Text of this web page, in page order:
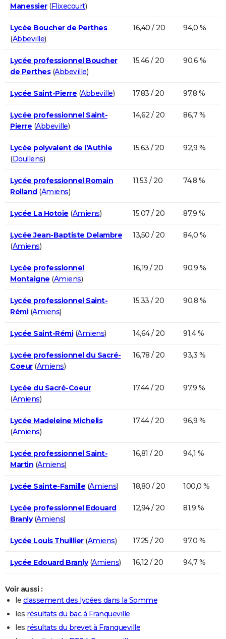
Manessier(Flixecourt)
Lycée Boucher de Perthes
(Abbeville)
16,40 / 20 94,0 %
Lycée professionnel Boucher
de Perthes(Abbeville)
15,46 / 20 90,6 %
Lycée Saint-Pierre (Abbeville) 17,83 / 20 97,8 %
Lycée professionnel Saint-
Pierre (Abbeville)
14,62 / 20 86,7 %
Lycée polyvalent de l'Authie
(Doullens)
15,63 / 20 92,9 %
Lycée professionnel Romain
Rolland(Amiens)
11,53 / 20 74,8 %
Lycée La Hotoie (Amiens) 15,07 / 20 87,9 %
Lycée Jean-Baptiste Delambre
(Amiens)
13,50 / 20 84,0 %
Lycée professionnel
Montaigne (Amiens)
16,19 / 20 90,9 %
Lycée professionnel Saint-
Rémi(Amiens)
15,33 / 20 90,8 %
Lycée Saint-Rémi(Amiens) 14,64 / 20 91,4 %
Lycée professionnel du Sacré-
Coeur(Amiens)
16,78 / 20 93,3 %
Lycée du Sacré-Coeur
(Amiens)
17,44 / 20 97,9 %
Lycée Madeleine Michelis
(Amiens)
17,44 / 20 96,9 %
Lycée professionnel Saint-
Martin (Amiens)
16,81 / 20 94,1 %
Lycée Sainte-Famille (Amiens) 18,80 / 20 100,0 %
Lycée professionnel Edouard
Branly(Amiens)
12,94 / 20 81,9 %
Lycée Louis Thuillier(Amiens) 17,25 / 20 97,0 %
Lycée Edouard Branly(Amiens) 16,12 / 20 94,7 %
Voir aussi :
le classement des lycées dans la Somme
les résultats du bac à Franqueville
les résultats du brevet à Franqueville